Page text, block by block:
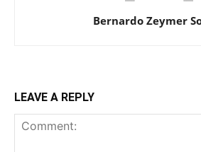
Bernardo Zeymer
LEAVE A REPLY